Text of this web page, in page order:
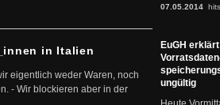
in Italien
eigentlich weder Waren, noch
- Wir blockieren aber in der
07.05.2014
EuGH erklärt
ungültig